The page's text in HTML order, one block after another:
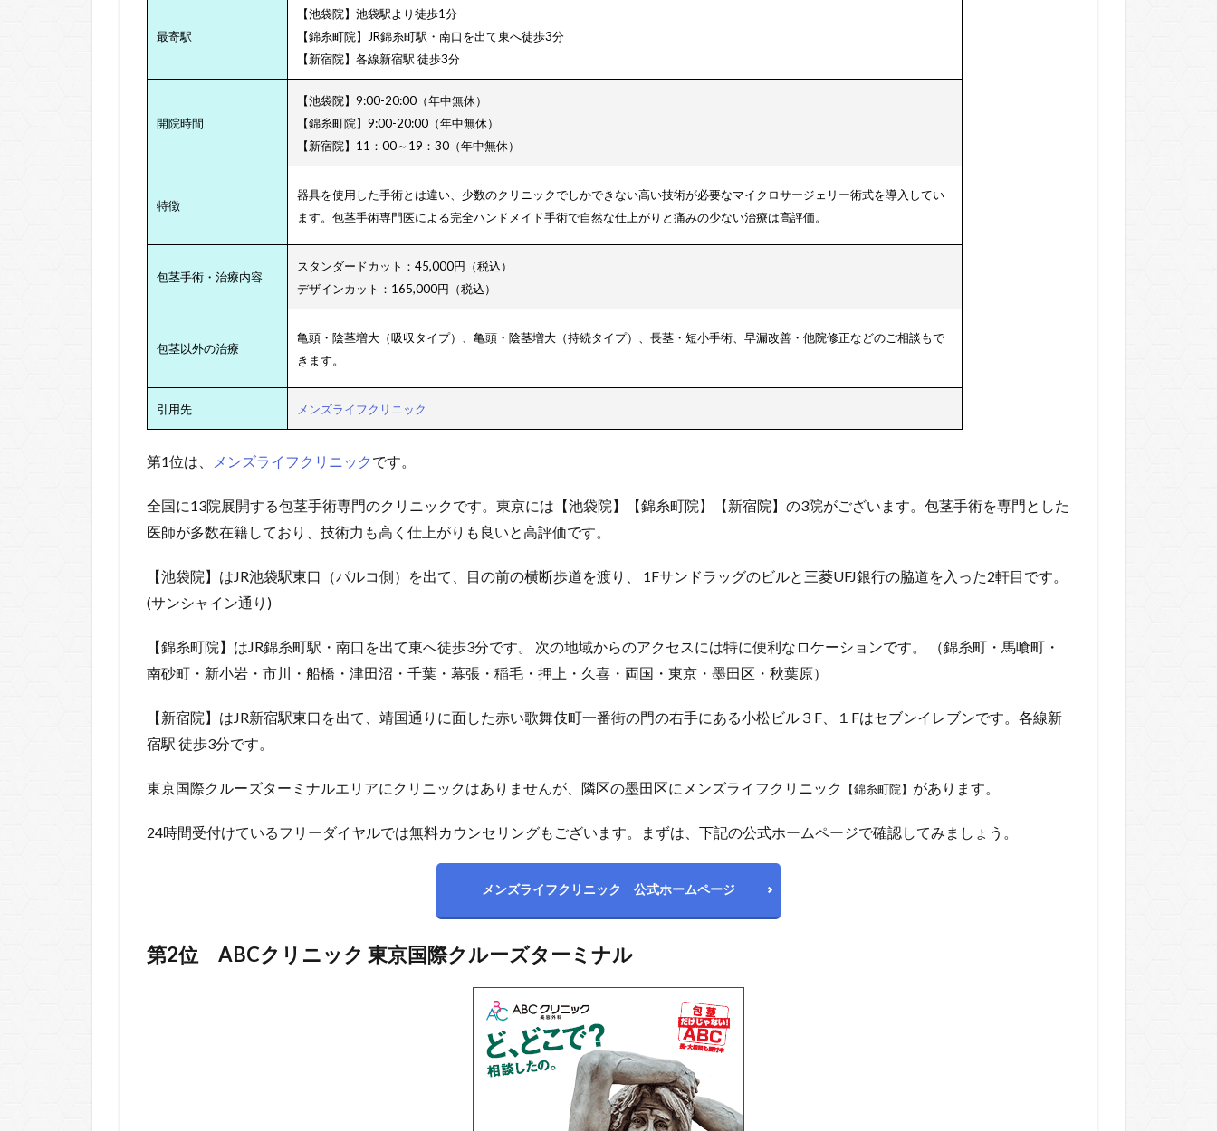
最寄駅
【池袋院】池袋駅より徒歩1分
【錦糸町院】JR錦糸町駅・南口を出て東へ徒歩3分
【新宿院】各線新宿駅 徒歩3分
開院時間
【池袋院】9:00-20:00（年中無休）
【錦糸町院】9:00-20:00（年中無休）
【新宿院】11：00～19：30（年中無休）
特徴
器具を使用した手術とは違い、少数のクリニックでしかできない高い技術が必要なマイクロサージェリー術式を導入してい
ます。包茎手術専門医による完全ハンドメイド手術で自然な仕上がりと痛みの少ない治療は高評価。
包茎手術・治療内容
スタンダードカット：45,000円（税込）
デザインカット：165,000円（税込）
包茎以外の治療
亀頭・陰茎増大（吸収タイプ）、 亀頭・陰茎増大（持続タイプ）、 長茎・短小手術、早漏改善・他院修正などのご相談もで
きます。
引用先 メンズライフクリニック
第1位は、 メンズライフクリニック です。
全国に13院展開する包茎手術専門のクリニックです。東京には【池袋院】【錦糸町院】【新宿院】の3院がございます。包茎手術を専門とした
医師が多数在籍しており、技術力も高く仕上がりも良いと高評価です。
【池袋院】はJR池袋駅東口（パルコ側）を出て、目の前の横断歩道を渡り、 1Fサンドラッグのビルと三菱UFJ銀行の脇道を入った2軒目です。
(サンシャイン通り)
【錦糸町院】はJR錦糸町駅・南口を出て東へ徒歩3分です。 次の地域からのアクセスには特に便利なロケーションです。 （錦糸町・馬喰町・
南砂町・新小岩・市川・船橋・津田沼・千葉・幕張・稲毛・押上・久喜・両国・東京・墨田区・秋葉原）
【新宿院】はJR新宿駅東口を出て、靖国通りに面した赤い歌舞伎町一番街の門の右手にある小松ビル３F、１Fはセブンイレブンです。各線新
宿駅 徒歩3分です。
東京国際クルーズターミナルエリアにクリニックはありませんが、隣区の墨田区にメンズライフクリニック 【錦糸町院】 があります。
24時間受付けているフリーダイヤルでは無料カウンセリングもございます。まずは、下記の公式ホームページで確認してみましょう。
メンズライフクリニック 公式ホームページ
第2位 ABCクリニック 東京国際クルーズターミナル